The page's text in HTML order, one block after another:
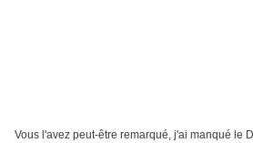
Vous l'avez peut-être remarqué, j'ai manqué le